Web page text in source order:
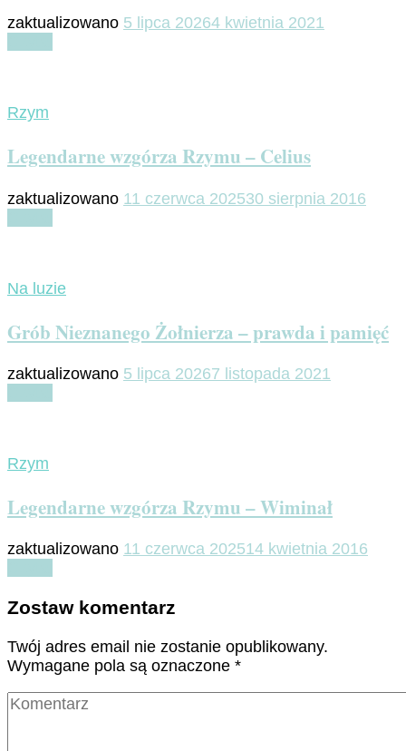
zaktualizowano 5 lipca 20264 kwietnia 2021
Rzym
Legendarne wzgórza Rzymu – Celius
zaktualizowano 11 czerwca 202530 sierpnia 2016
Na luzie
Grób Nieznanego Żołnierza – prawda i pamięć
zaktualizowano 5 lipca 20267 listopada 2021
Rzym
Legendarne wzgórza Rzymu – Wiminał
zaktualizowano 11 czerwca 202514 kwietnia 2016
Zostaw komentarz
Twój adres email nie zostanie opublikowany.
Wymagane pola są oznaczone *